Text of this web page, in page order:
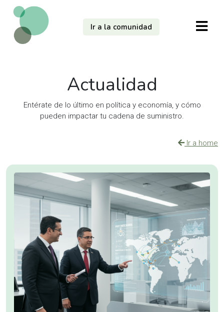
Ir a la comunidad
Actualidad
Entérate de lo último en política y economía, y cómo
pueden impactar tu cadena de suministro.
Ir a home